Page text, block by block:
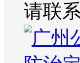
请联